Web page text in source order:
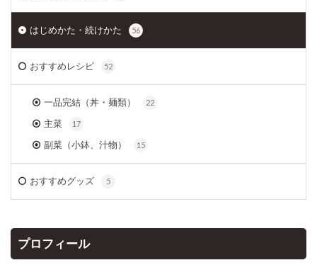
はじめかた・続けかた 56
おすすめレシピ 52
一品完結（丼・麺類） 22
主菜 17
副菜（小鉢、汁物） 15
おすすめグッズ 5
プロフィール